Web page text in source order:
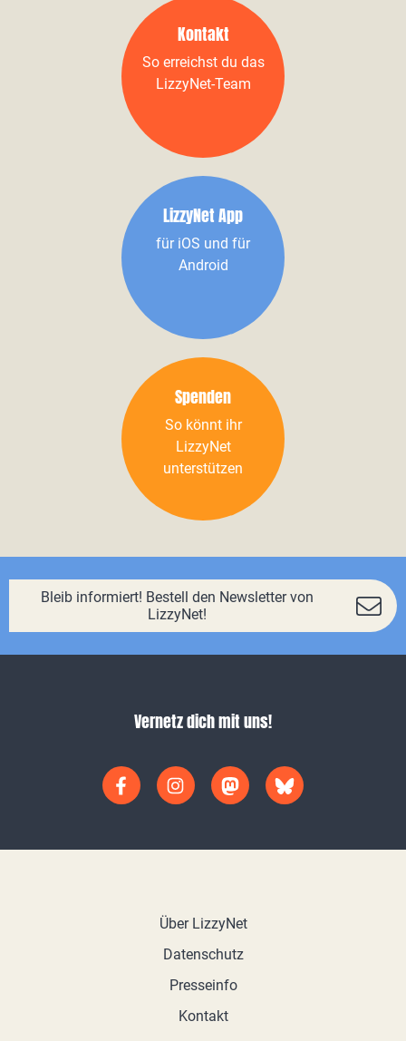
Kontakt
So erreichst du das
LizzyNet-Team
LizzyNet App
für iOS und für
Android
Spenden
So könnt ihr
LizzyNet
unterstützen
Bleib informiert! Bestell den Newsletter von
LizzyNet!
Vernetz dich mit uns!
Über LizzyNet
Datenschutz
Presseinfo
Kontakt